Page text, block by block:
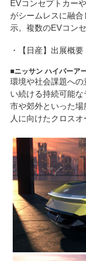
EVコンセプトカー
がシームレスに融
示。複数のEVコン
・ 【日産】出展概要
ニッサン ハイパーア
環境や社会課題へ
い続ける持続可能
市や郊外といった
人に向けたクロスオ